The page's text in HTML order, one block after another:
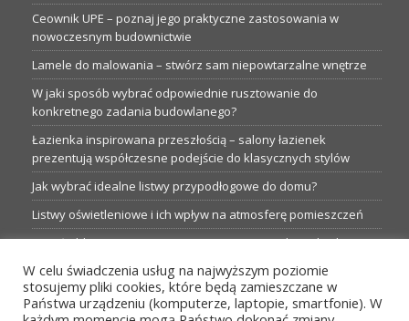
Ceownik UPE – poznaj jego praktyczne zastosowania w
nowoczesnym budownictwie
Lamele do malowania – stwórz sam niepowtarzalne wnętrze
W jaki sposób wybrać odpowiednie rusztowanie do
konkretnego zadania budowlanego?
Łazienka inspirowana przeszłością – salony łazienek
prezentują współczesne podejście do klasycznych stylów
Jak wybrać idealne listwy przypodłogowe do domu?
Listwy oświetleniowe i ich wpływ na atmosferę pomieszczeń
Garaże blaszane: Nieocenione magazyny podczas budowy
Profesjonalne hurtownie dla każdego budowlańca i instalatora
Proste metamorfozy aranżacji w łazience: 5 praktycznych
pomysłów
W celu świadczenia usług na najwyższym poziomie
stosujemy pliki cookies, które będą zamieszczane w
Państwa urządzeniu (komputerze, laptopie, smartfonie). W